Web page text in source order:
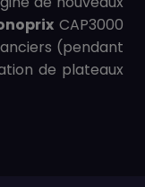
CAP3000
(pendant
de plateaux